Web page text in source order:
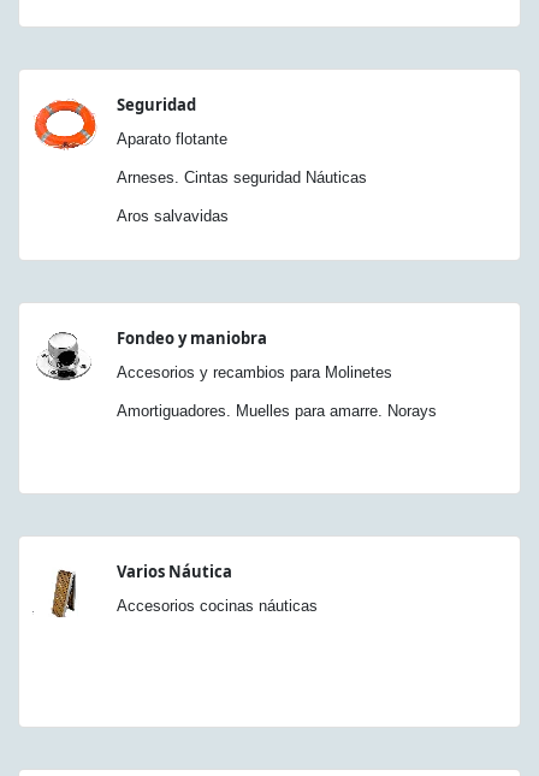
Seguridad
Aparato flotante
Arneses. Cintas seguridad Náuticas
Aros salvavidas
Fondeo y maniobra
Accesorios y recambios para Molinetes
Amortiguadores. Muelles para amarre. Norays
Varios Náutica
Accesorios cocinas náuticas